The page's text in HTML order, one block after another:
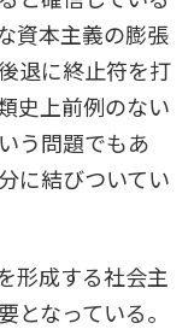
資本主義の膨張
退に終止符を打
史上前例のない
う問題でもあ
に結びついてい
形成する社会主
となっている。